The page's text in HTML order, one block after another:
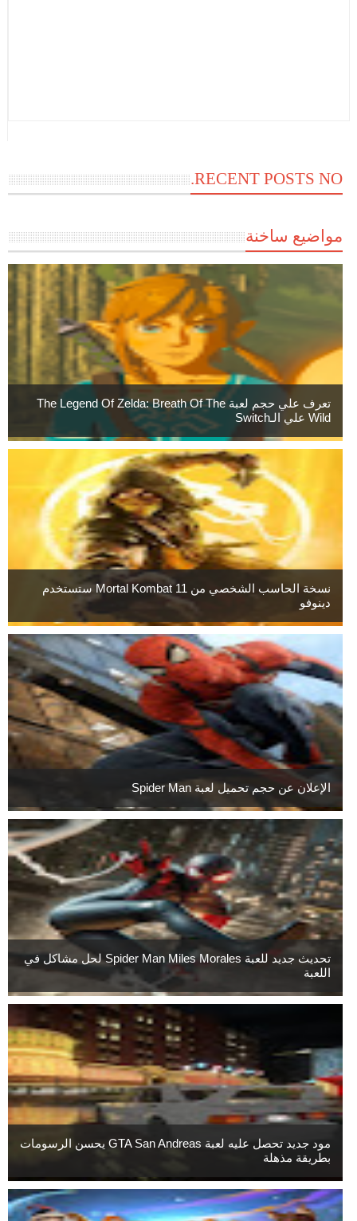
RECENT POSTS NO.
مواضيع ساخنة
تعرف علي حجم لعبة The Legend Of Zelda: Breath Of The
Wild علي الـSwitch
نسخة الحاسب الشخصي من Mortal Kombat 11 ستستخدم
دينوفو
الإعلان عن حجم تحميل لعبة Spider Man
تحديث جديد للعبة Spider Man Miles Morales لحل مشاكل في
اللعبة
مود جديد تحصل عليه لعبة GTA San Andreas يحسن الرسومات
بطريقة مذهلة